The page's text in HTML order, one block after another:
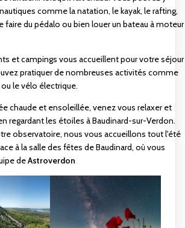
comme la natation, le kayak, le rafting,
faire du pédalo ou bien louer un bateau à moteur
et campings vous accueillent pour votre séjour
pratiquer de nombreuses activités comme
le vélo électrique.
chaude et ensoleillée, venez vous relaxer et
regardant les étoiles à Baudinard-sur-Verdon.
observatoire, nous vous accueillons tout l'été
à la salle des fêtes de Baudinard, où vous
deAstroverdon